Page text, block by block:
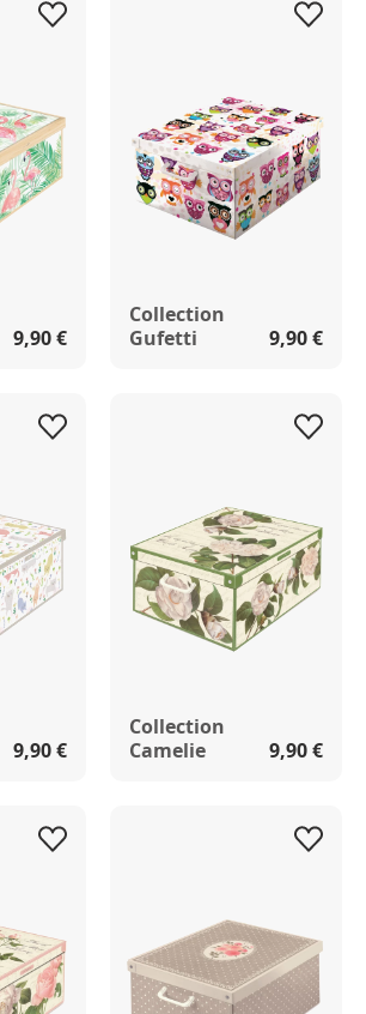
9,90 €
Collection
Gufetti
9,90 €
9,90 €
Collection
Camelie
9,90 €